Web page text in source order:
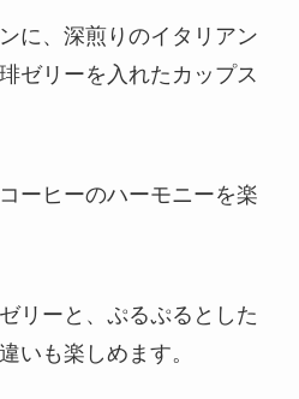
に、深煎りのイタリアン
ゼリーを入れたカップス
ーヒーのハーモニーを楽
リーと、ぷるぷるとした
いも楽しめます。